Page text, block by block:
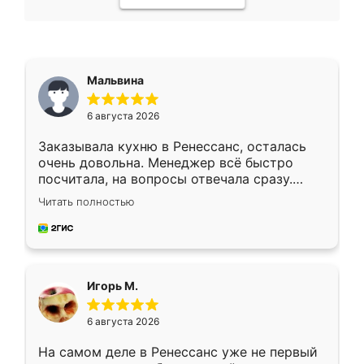
Мальвина
6 августа 2026
Заказывала кухню в Ренессанс, осталась
очень довольна. Менеджер всё быстро
посчитала, на вопросы отвечала сразу.
Замерщик приехал в субботу, подошёл к
делу со всей ответственностью. Собрали
за день, ребята работали аккуратно, даже
Читать полностью
Игорь М.
6 августа 2026
На самом деле в Ренессанс уже не первый